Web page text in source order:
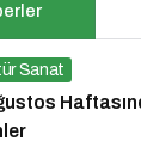
Sanat